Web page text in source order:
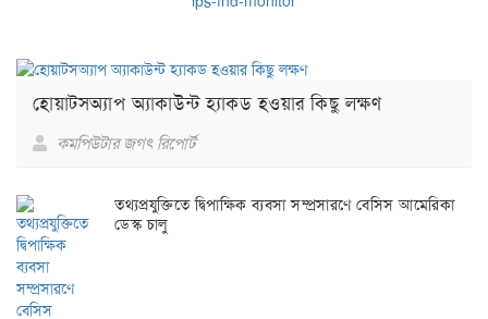
হোয়াটসঅ্যাপ অ্যাকাউন্ট হ্যাকড হওয়ার কিছু লক্ষণ
কমপিউটার জগৎ রিপোর্ট
তথ্যপ্রযুক্তিতে দ্বিপাক্ষিক ব্যবসা সম্প্রসারণে বেসিস আমেরিকা
ডেস্ক চালু